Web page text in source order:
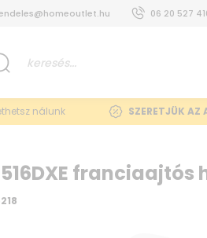
06 20 527
nálunk SZERETJÜK AZ
franciaajtós